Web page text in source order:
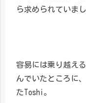
ら求められていま
容易には乗り越え
んでいたところに
たToshi。